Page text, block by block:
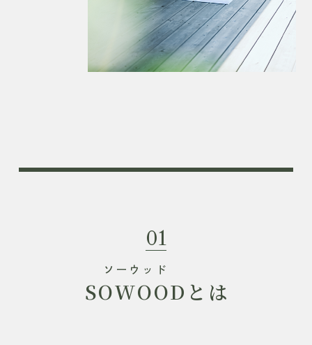
01
SOWOOD
ソーウッド
とは